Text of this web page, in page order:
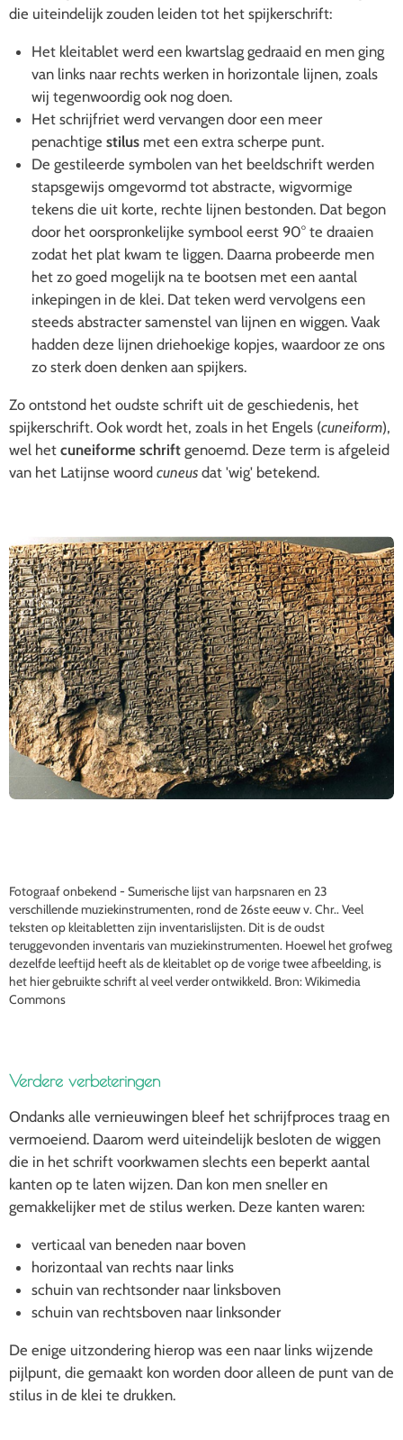
die uiteindelijk zouden leiden tot het spijkerschrift:
Het kleitablet werd een kwartslag gedraaid en men ging
van links naar rechts werken in horizontale lijnen, zoals
wij tegenwoordig ook nog doen.
Het schrijfriet werd vervangen door een meer
penachtige stilus met een extra scherpe punt.
De gestileerde symbolen van het beeldschrift werden
stapsgewijs omgevormd tot abstracte, wigvormige
tekens die uit korte, rechte lijnen bestonden. Dat begon
door het oorspronkelijke symbool eerst 90° te draaien
zodat het plat kwam te liggen. Daarna probeerde men
het zo goed mogelijk na te bootsen met een aantal
inkepingen in de klei. Dat teken werd vervolgens een
steeds abstracter samenstel van lijnen en wiggen. Vaak
hadden deze lijnen driehoekige kopjes, waardoor ze ons
zo sterk doen denken aan spijkers.
Zo ontstond het oudste schrift uit de geschiedenis, het
spijkerschrift. Ook wordt het, zoals in het Engels (cuneiform),
wel het cuneiforme schrift genoemd. Deze term is afgeleid
van het Latijnse woord cuneus dat 'wig' betekend.
Fotograaf onbekend - Sumerische lijst van harpsnaren en 23
verschillende muziekinstrumenten, rond de 26ste eeuw v. Chr.. Veel
teksten op kleitabletten zijn inventarislijsten. Dit is de oudst
teruggevonden inventaris van muziekinstrumenten. Hoewel het grofweg
dezelfde leeftijd heeft als de kleitablet op de vorige twee afbeelding, is
het hier gebruikte schrift al veel verder ontwikkeld. Bron: Wikimedia
Commons
Verdere verbeteringen
Ondanks alle vernieuwingen bleef het schrijfproces traag en
vermoeiend. Daarom werd uiteindelijk besloten de wiggen
die in het schrift voorkwamen slechts een beperkt aantal
kanten op te laten wijzen. Dan kon men sneller en
gemakkelijker met de stilus werken. Deze kanten waren:
verticaal van beneden naar boven
horizontaal van rechts naar links
schuin van rechtsonder naar linksboven
schuin van rechtsboven naar linksonder
De enige uitzondering hierop was een naar links wijzende
pijlpunt, die gemaakt kon worden door alleen de punt van de
stilus in de klei te drukken.